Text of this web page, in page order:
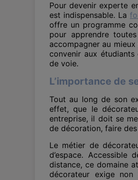
Pour devenir experte
est indispensable. La
offre un programme
pour apprendre
accompagner au
convenir aux étudiants
de voie.
L’importance de
Tout au long de son
effet, que le
entreprise, il doit se
de décoration, faire
Le métier de
d’espace.
distance, ce domaine
décorateur exige non